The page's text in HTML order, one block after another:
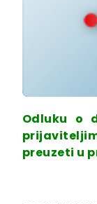
Odluku o
preuzeti u